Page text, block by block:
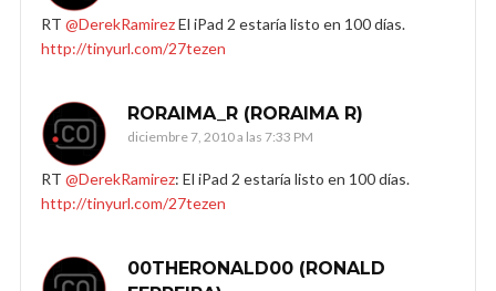
RT @DerekRamirezEl iPad 2 estaría listo en 100 días.
http://tinyurl.com/27tezen
RORAIMA_R (RORAIMA R)
diciembre 7, 2010 a las 7:33 PM
RT @DerekRamirez: El iPad 2 estaría listo en 100 días.
http://tinyurl.com/27tezen
00THERONALD00 (RONALD